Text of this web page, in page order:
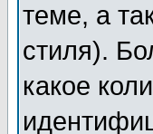
теме, а
стиля).
какое